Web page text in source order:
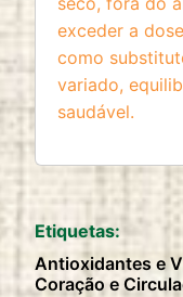
exceder a
como
variado,
saudável.
Etiquetas:
Antioxidantes e
Coração e